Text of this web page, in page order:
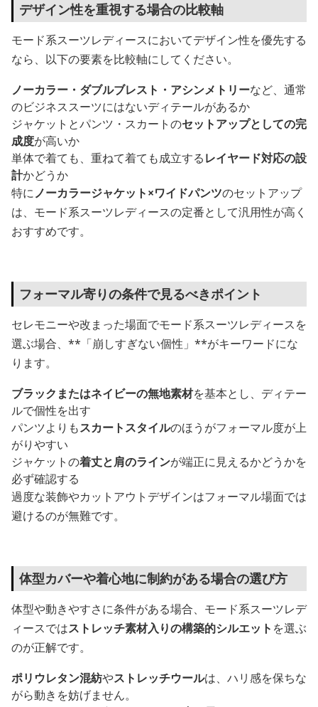
デザイン性を重視する場合の比較軸
モード系スーツレディースにおいてデザイン性を優先する
なら、以下の要素を比較軸にしてください。
ノーカラー・ダブルブレスト・アシンメトリーなど、通常
のビジネススーツにはないディテールがあるか
ジャケットとパンツ・スカートのセットアップとしての完
成度が高いか
単体で着ても、重ねて着ても成立するレイヤード対応の設
計かどうか
特にノーカラージャケット×ワイドパンツのセットアップ
は、モード系スーツレディースの定番として汎用性が高く
おすすめです。
フォーマル寄りの条件で見るべきポイント
セレモニーや改まった場面でモード系スーツレディースを
選ぶ場合、**「崩しすぎない個性」**がキーワードにな
ります。
ブラックまたはネイビーの無地素材を基本とし、ディテー
ルで個性を出す
パンツよりもスカートスタイルのほうがフォーマル度が上
がりやすい
ジャケットの着丈と肩のラインが端正に見えるかどうかを
必ず確認する
過度な装飾やカットアウトデザインはフォーマル場面では
避けるのが無難です。
体型カバーや着心地に制約がある場合の選び方
体型や動きやすさに条件がある場合、モード系スーツレデ
ィースではストレッチ素材入りの構築的シルエット を選ぶ
のが正解です。
ポリウレタン混紡やストレッチウールは、ハリ感を保ちな
がら動きを妨げません。